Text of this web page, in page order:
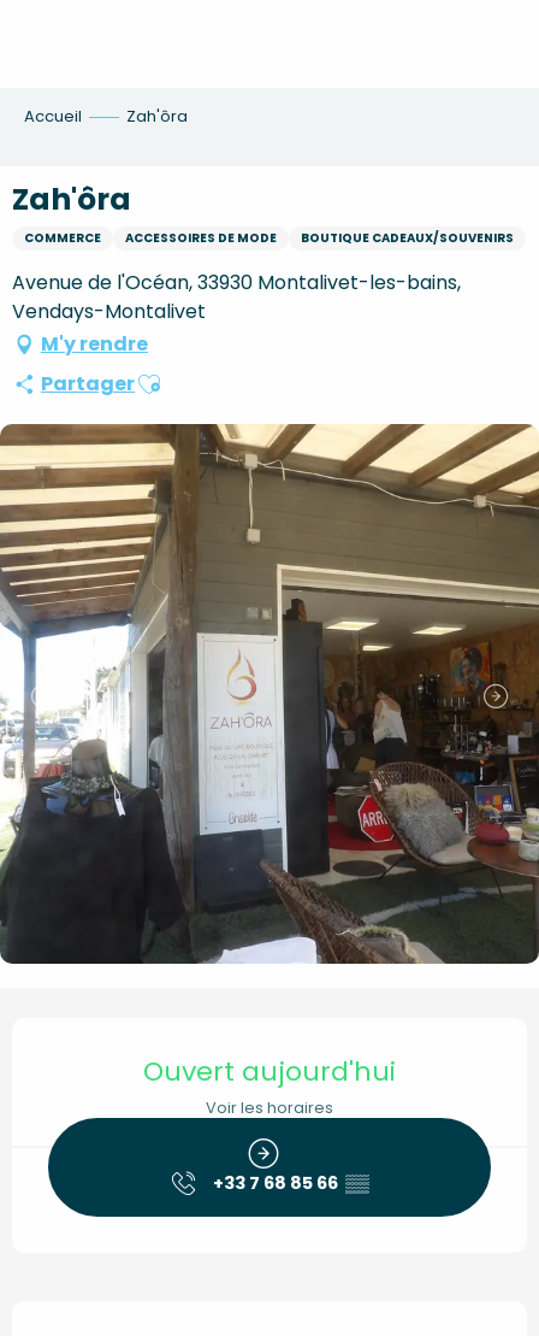
Accueil Zah'ôra
Zah'ôra
COMMERCE ACCESSOIRES DE MODE BOUTIQUE CADEAUX/SOUVENIRS
Avenue de l'Océan, 33930 Montalivet-les-bains,
Vendays-Montalivet
M'y rendre
PartagerAjouter aux favoris
Ouvert aujourd'hui
Voir les horaires
+33 7 68 85 66 ▒▒